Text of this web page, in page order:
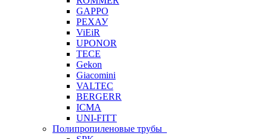
GAPPO
РЕХАУ
ViEiR
UPONOR
TECE
Gekon
Giacomini
VALTEC
BERGERR
ICMA
UNI-FITT
Полипропиленовые трубы